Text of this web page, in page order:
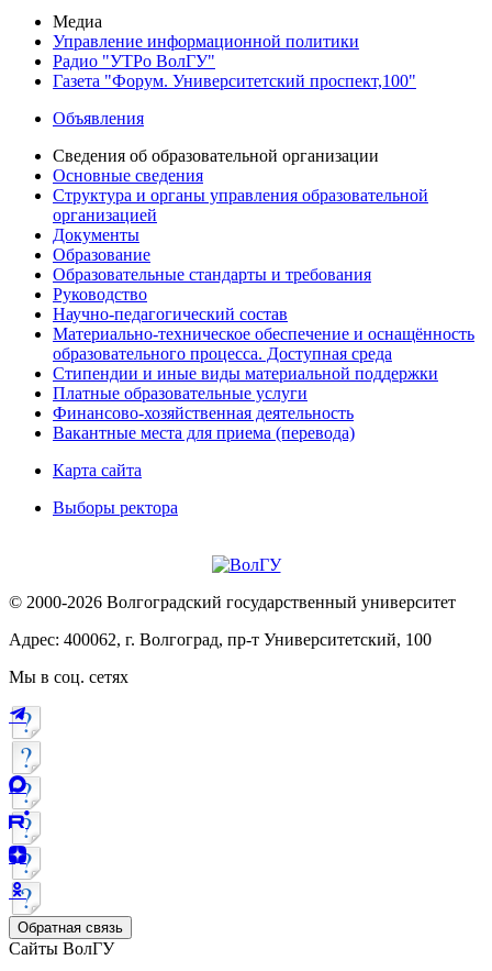
Медиа
Управление информационной политики
Радио "УТРо ВолГУ"
Газета "Форум. Университетский проспект,100"
Объявления
Сведения об образовательной организации
Основные сведения
Структура и органы управления образовательной
организацией
Документы
Образование
Образовательные стандарты и требования
Руководство
Научно-педагогический состав
Материально-техническое обеспечение и оснащённость
образовательного процесса. Доступная среда
Стипендии и иные виды материальной поддержки
Платные образовательные услуги
Финансово-хозяйственная деятельность
Вакантные места для приема (перевода)
Карта сайта
Выборы ректора
© 2000-2026 Волгоградский государственный университет
Адрес: 400062, г. Волгоград, пр-т Университетский, 100
Мы в соц. сетях
Обратная связь
Сайты ВолГУ